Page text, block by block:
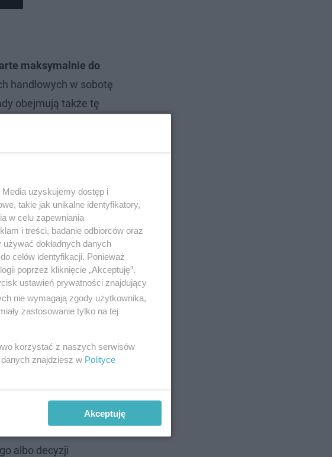
maksymalnie do
handlowych w sobotę
obejmują także tę
do godz. 14.00
albo decyzji
uzyskujemy dostęp i
takie jak unikalne identyfikatory,
w celu zapewniania
i treści, badanie odbiorców oraz
dokładnych danych
celów identyfikacji. Ponieważ
poprzez kliknięcie „Akceptuję”.
ustawień prywatności znajdujący
nie wymagają zgody użytkownika,
zastosowanie tylko na tej
korzystać z naszych serwisów
znajdziesz w Polityce
Akceptuję